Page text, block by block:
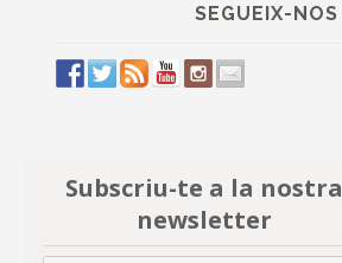
SEGUEIX-NOS
Subscriu-te a la nostra
newsletter